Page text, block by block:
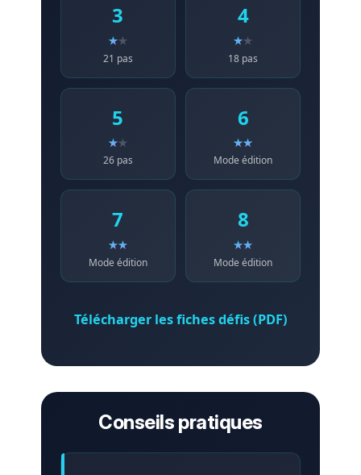
3
21 pas
4
18 pas
5
26 pas
6
Mode édition
7
Mode édition
8
Mode édition
Télécharger les fiches défis (PDF)
Conseils pratiques